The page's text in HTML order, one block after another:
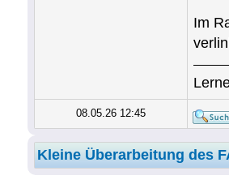
Im
08.05.26 12:45
Kleine Überarbeitung des